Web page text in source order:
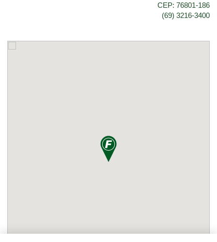
CEP: 76801-186
(69) 3216-3400